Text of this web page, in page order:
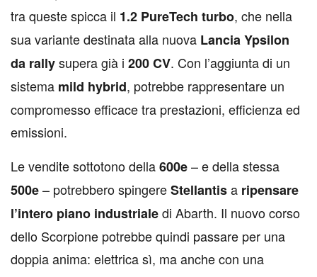
tra queste spicca il 1.2 PureTech turbo, che nella
sua variante destinata alla nuova Lancia Ypsilon
da rallysupera già i 200 CV. Con l’aggiunta di un
sistema mild hybrid, potrebbe rappresentare un
compromesso efficace tra prestazioni, efficienza ed
emissioni.
Le vendite sottotono della600e– e della stessa
500e– potrebbero spingereStellantisa ripensare
l’intero piano industrialedi Abarth. Il nuovo corso
dello Scorpione potrebbe quindi passare per una
doppia anima: elettrica sì, ma anche con una